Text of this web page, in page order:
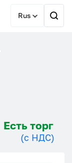
Rus
Есть торг
(с НДС)